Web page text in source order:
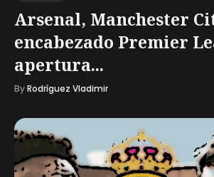
Arsenal, Manchester
encabezado Premier
apertura...
ByRodríguez Vladimir